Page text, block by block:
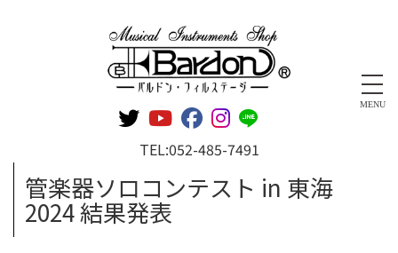
MENU
TEL:052-485-7491
管楽器ソロコンテスト in 東海
2024 結果発表